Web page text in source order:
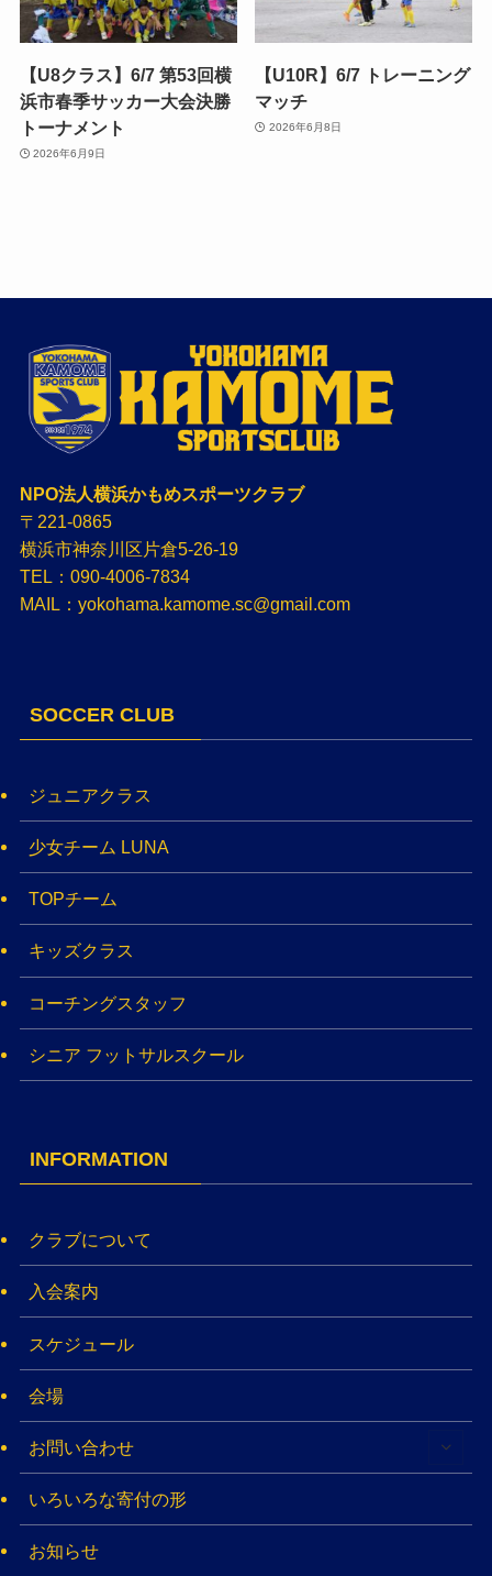
【U8クラス】6/7 第53回横
浜市春季サッカー大会決勝
トーナメント
2026年6月9日
【U10R】6/7 トレーニング
マッチ
2026年6月8日
NPO法人横浜かもめスポーツクラブ
〒221-0865
横浜市神奈川区片倉5-26-19
TEL：090-4006-7834
MAIL：yokohama.kamome.sc@gmail.com
SOCCER CLUB
ジュニアクラス
少女チーム LUNA
TOPチーム
キッズクラス
コーチングスタッフ
シニア フットサルスクール
INFORMATION
クラブについて
入会案内
スケジュール
会場
お問い合わせ
いろいろな寄付の形
お知らせ